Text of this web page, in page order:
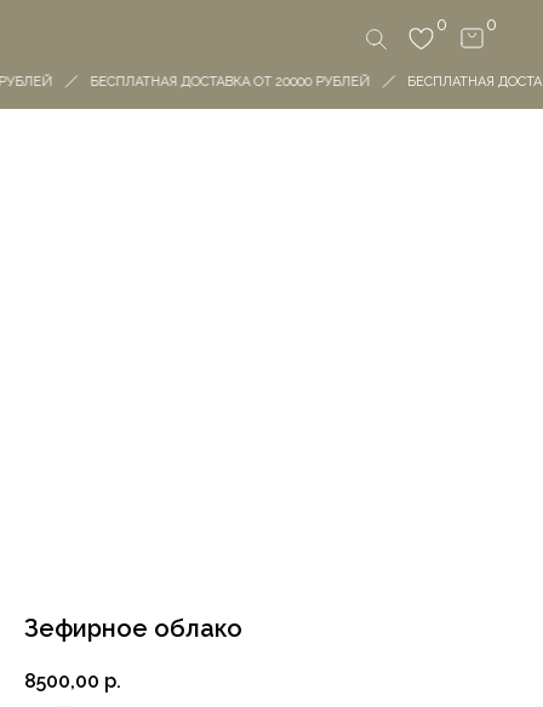
0
0
БЕСПЛАТНАЯ ДОСТАВКА ОТ 20000 РУБЛЕЙ БЕСПЛАТНАЯ
Зефирное облако
8500,00 р.